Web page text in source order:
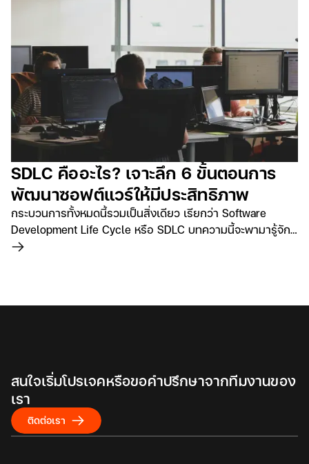
SDLC คืออะไร? เจาะลึก 6 ขั้นตอนการ
พัฒนาซอฟต์แวร์ให้มีประสิทธิภาพ
กระบวนการทั้งหมดนี้รวมเป็นสิ่งเดียว เรียกว่า Software
Development Life Cycle หรือ SDLC บทความนี้จะพามารู้จัก
ความหมาย และขั้นตอนทั้งหมดของ SDLC พร้อมทั้งสำรวจ
อ่านเพิ่มเติม
สนใจเริ่มโปรเจคหรือขอคำปรึกษาจากทีมงานของ
เรา
ติดต่อเรา